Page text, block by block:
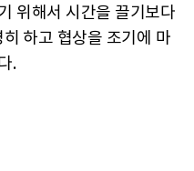
위해서 시간을 끌기보다
하고 협상을 조기에 마
.